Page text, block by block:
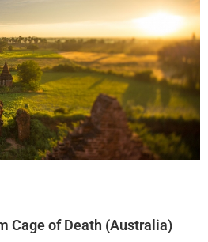
Cage of Death (Australia)